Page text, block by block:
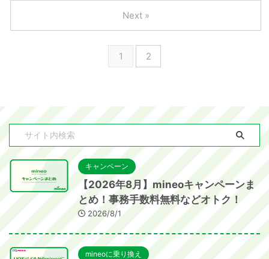
1 2
Next »
キャンペーン
【2026年8月】mineoキャンペーンま
とめ！事務手数料無料などオトク！
2026/8/1
mineoに乗り換え